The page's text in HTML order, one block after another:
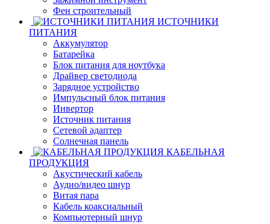
Фен строительный
ИСТОЧНИКИ
ПИТАНИЯ
Аккумулятор
Батарейка
Блок питания для ноутбука
Драйвер светодиода
Зарядное устройство
Импульсный блок питания
Инвертор
Источник питания
Сетевой адаптер
Солнечная панель
КАБЕЛЬНАЯ
ПРОДУКЦИЯ
Акустический кабель
Аудио/видео шнур
Витая пара
Кабель коаксиальный
Компьютерный шнур